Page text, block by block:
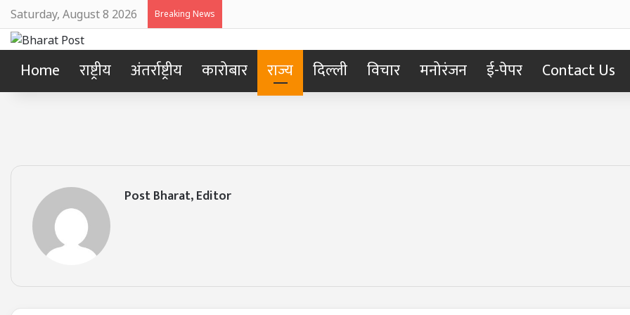
Saturday, August 8 2026 Breaking News
Home राष्ट्रीय अंतर्राष्ट्रीय कारोबार राज्य दिल्ली विचार मनोरंजन ई-पेपर Contact Us
Post Bharat, Editor